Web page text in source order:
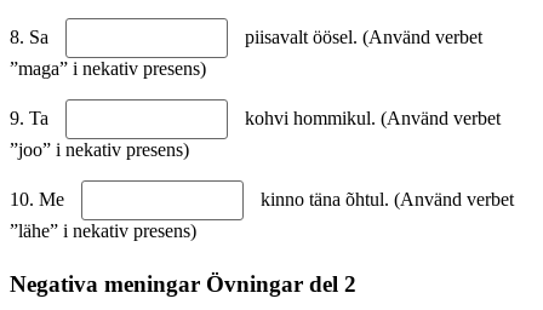
8. Sa
piisavalt öösel. (Använd verbet
”maga” i nekativ presens)
9. Ta
kohvi hommikul. (Använd verbet
”joo” i nekativ presens)
10. Me
kinno täna õhtul. (Använd verbet
”lähe” i nekativ presens)
Negativa meningar Övningar del 2